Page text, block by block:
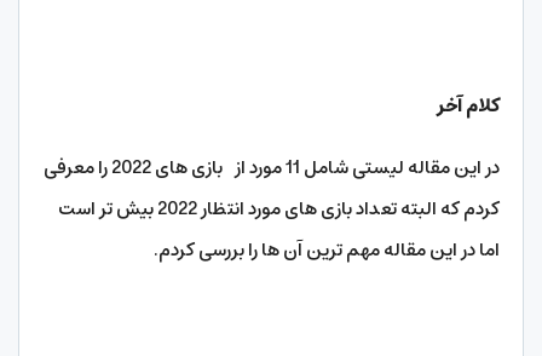
کلام آخر
در این مقاله لیستی شامل 11 مورد از بازی های 2022 را معرفی
کردم که البته تعداد بازی های مورد انتظار 2022 بیش تر است
اما در این مقاله مهم ترین آن ها را بررسی کردم.